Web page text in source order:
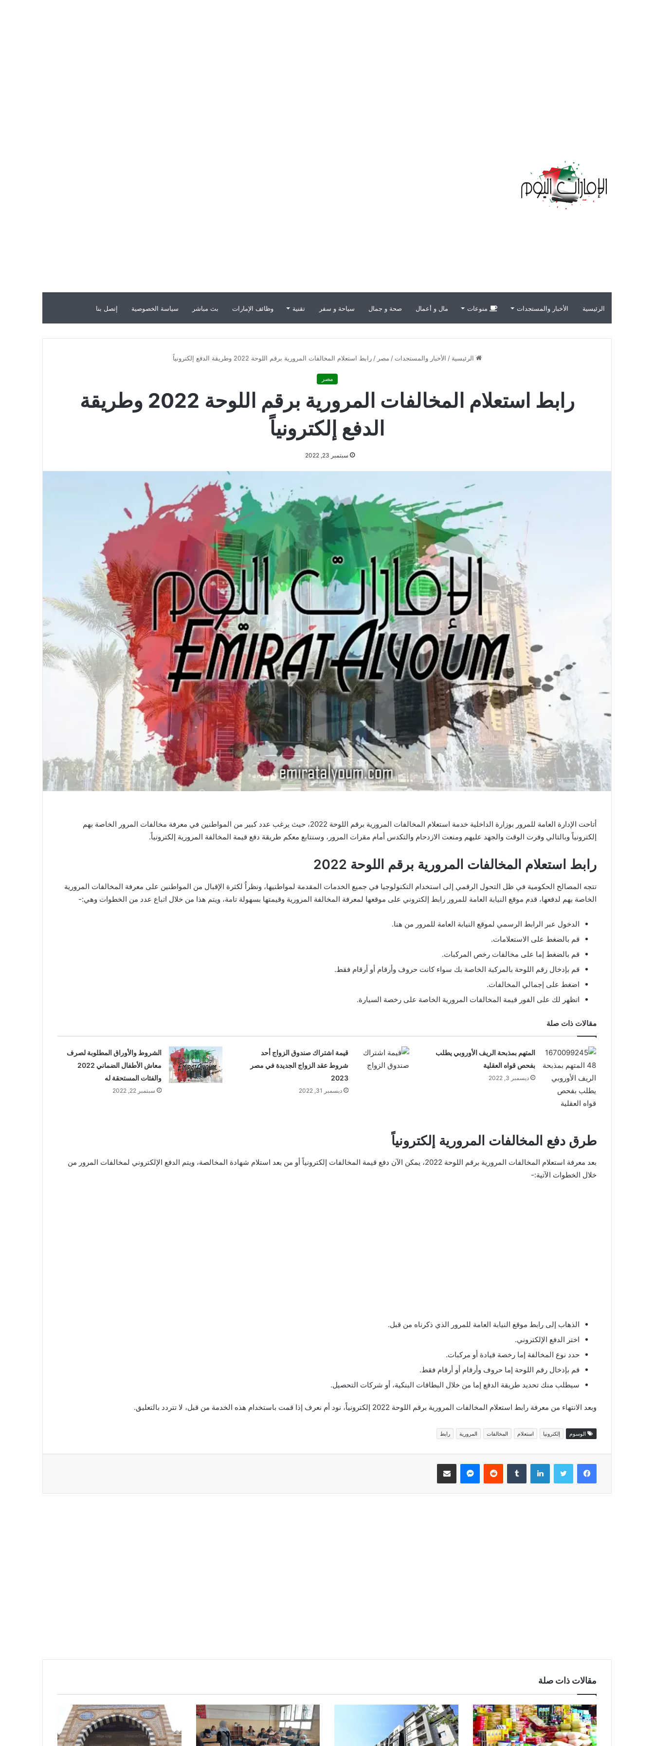
الرئيسية الأخبار والمستجدات منوعات مال و أعمال صحة و جمال سياحة و سفر تقنية وظائف الإمارات بث مباشر سياسة الخصوصية إتصل بنا
الرئيسية / الأخبار والمستجدات / مصر / رابط استعلام المخالفات المرورية برقم اللوحة 2022 وطريقة الدفع إلكترونياً
مصر
رابط استعلام المخالفات المرورية برقم اللوحة 2022 وطريقة
الدفع إلكترونياً
سبتمبر 23, 2022
أتاحت الإدارة العامة للمرور بوزارة الداخلية خدمة استعلام المخالفات المرورية برقم اللوحة 2022، حيث يرغب عدد كبير من المواطنين في معرفة مخالفات المرور الخاصة بهم
إلكترونياً وبالتالي وفرت الوقت والجهد عليهم ومنعت الازدحام والتكدس أمام مقرات المرور، وسنتابع معكم طريقة دفع قيمة المخالفة المرورية إلكترونياً.
رابط استعلام المخالفات المرورية برقم اللوحة 2022
تتجه المصالح الحكومية في ظل التحول الرقمي إلى استخدام التكنولوجيا في جميع الخدمات المقدمة لمواطنيها، ونظراُ لكثرة الإقبال من المواطنين على معرفة المخالفات المرورية
الخاصة بهم لدفعها، قدم موقع النيابة العامة للمرور رابط إلكتروني على موقعها لمعرفة المخالفة المرورية وقيمتها بسهولة تامة، ويتم هذا من خلال اتباع عدد من الخطوات وهي:-
الدخول عبر الرابط الرسمي لموقع النيابة العامة للمرور من هنا.
قم بالضغط على الاستعلامات.
قم بالضغط إما على مخالفات رخص المركبات.
قم بإدخال رقم اللوحة بالمركبة الخاصة بك سواء كانت حروف وأرقام أو أرقام فقط.
اضغط على إجمالي المخالفات.
اتظهر لك على الفور قيمة المخالفات المرورية الخاصة على رخصة السيارة.
مقالات ذات صلة
المتهم بمذبحة الريف الأوروبي يطلب
بفحص قواه العقلية
ديسمبر 3, 2022
قيمة اشتراك صندوق الزواج أحد
شروط عقد الزواج الجديدة في مصر
2023
ديسمبر 31, 2022
الشروط والأوراق المطلوبة لصرف
معاش الأطفال الضماني 2022
والفئات المستحقة له
سبتمبر 22, 2022
طرق دفع المخالفات المرورية إلكترونياً
بعد معرفة استعلام المخالفات المرورية برقم اللوحة 2022، يمكن الآن دفع قيمة المخالفات إلكترونياً أو من بعد استلام شهادة المخالصة، ويتم الدفع الإلكتروني لمخالفات المرور من
خلال الخطوات الآتية:-
الذهاب إلى رابط موقع النيابة العامة للمرور الذي ذكرناه من قبل.
اختر الدفع الإلكتروني.
حدد نوع المخالفة إما رخصة قيادة أو مركبات.
قم بإدخال رقم اللوحة إما حروف وأرقام أو أرقام فقط.
سيطلب منك تحديد طريقة الدفع إما من خلال البطاقات البنكية، أو شركات التحصيل.
وبعد الانتهاء من معرفة رابط استعلام المخالفات المرورية برقم اللوحة 2022 إلكترونياً، نود أم نعرف إذا قمت باستخدام هذه الخدمة من قبل، لا تتردد بالتعليق.
الوسوم إلكترونيا استعلام المخالفات المرورية رابط
فيسبوك تويتر لينكدإن ماسنجر مشاركة عبر البريد
مقالات ذات صلة